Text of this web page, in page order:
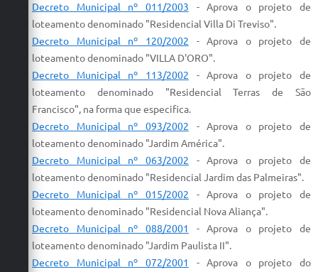
Decreto Municipal nº 011/2003 -Aprova o projeto de
loteamentodenominado "Residencial Villa Di Treviso".
Decreto Municipal nº 120/2002 -Aprova o projeto de
loteamentodenominado "VILLA D'ORO".
Decreto Municipal nº 113/2002 -Aprova o projeto de
loteamento denominado "Residencial Terras de São
Francisco", na forma que especifica.
Decreto Municipal nº 093/2002 -Aprova o projeto de
loteamentodenominado "Jardim América".
Decreto Municipal nº 063/2002 -Aprova o projeto de
loteamentodenominado "Residencial Jardim das Palmeiras".
Decreto Municipal nº 015/2002 -Aprova o projeto de
loteamentodenominado "Residencial Nova Aliança".
Decreto Municipal nº 088/2001
-Aprova o projeto de
loteamentodenominado "Jardim Paulista II".
Decreto Municipal nº 072/2001
-Aprova o projeto do